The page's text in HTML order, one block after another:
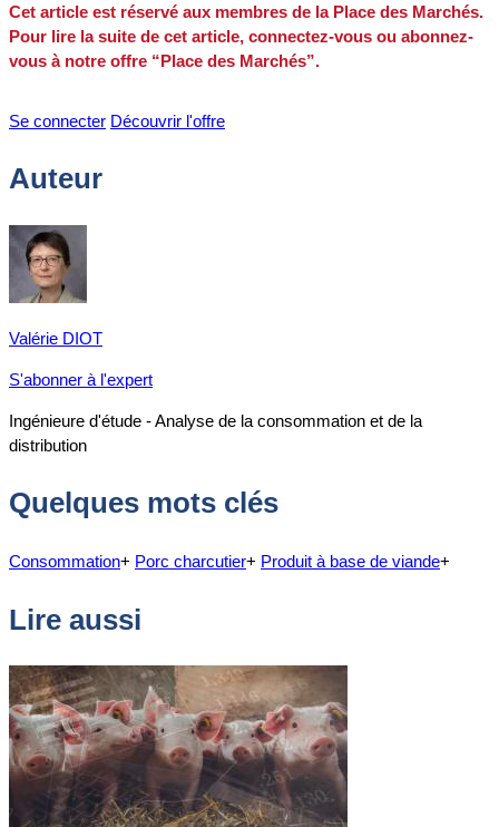
Cet article est réservé aux membres de la Place des Marchés.
Pour lire la suite de cet article, connectez-vous ou abonnez-
vous à notre offre “Place des Marchés”.
Se connecter Découvrir l'offre
Auteur
Valérie DIOT
S'abonner à l'expert
Ingénieure d'étude - Analyse de la consommation et de la
distribution
Quelques mots clés
Consommation+ Porc charcutier+ Produit à base de viande+
Lire aussi